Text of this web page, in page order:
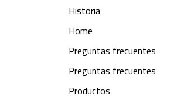
Historia
Home
Preguntas frecuentes
Preguntas frecuentes
Productos